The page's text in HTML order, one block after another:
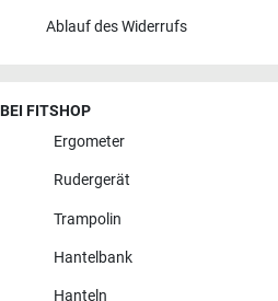
Ablauf des Widerrufs
FITSHOP
Ergometer
Rudergerät
Trampolin
Hantelbank
Hanteln